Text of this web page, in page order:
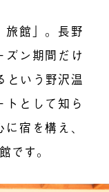
旅館」。長野
ズン期間だけ
という野沢温
として知ら
宿を構え、
です。